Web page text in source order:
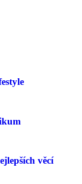
věcí